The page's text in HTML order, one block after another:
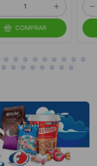
COMPRAR